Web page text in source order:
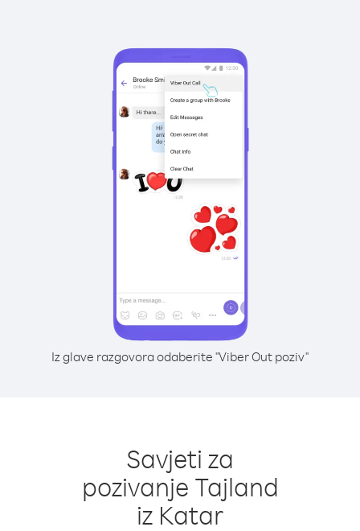
Iz glave razgovora odaberite "Viber Out poziv"
Savjeti za
pozivanje Tajland
iz Katar